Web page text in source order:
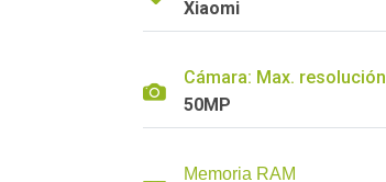
Xiaomi
Cámara: Max. resolución
50MP
Memoria RAM